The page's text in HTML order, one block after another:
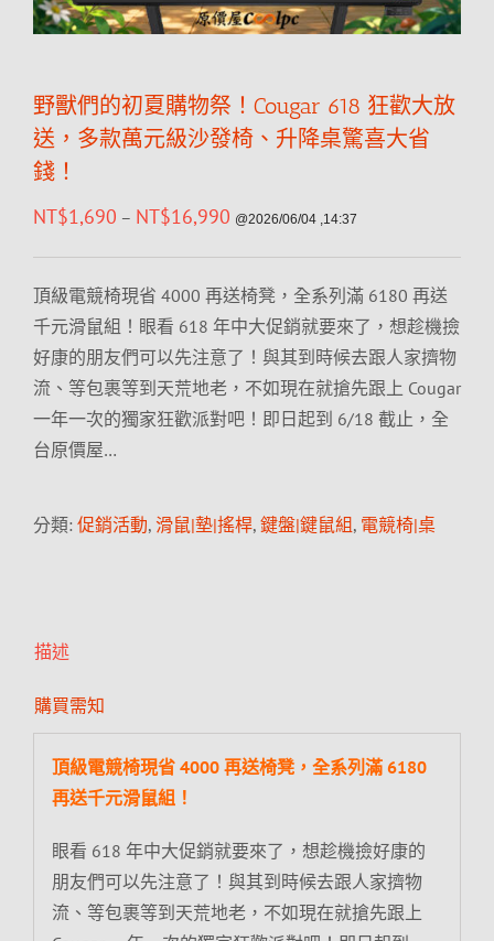
野獸們的初夏購物祭！Cougar 618 狂歡大放
送，多款萬元級沙發椅、升降桌驚喜大省
錢！
NT$1,690 – NT$16,990 @2026/06/04 ,14:37
頂級電競椅現省 4000 再送椅凳，全系列滿 6180 再送
千元滑鼠組！眼看 618 年中大促銷就要來了，想趁機撿
好康的朋友們可以先注意了！與其到時候去跟人家擠物
流、等包裹等到天荒地老，不如現在就搶先跟上 Cougar
一年一次的獨家狂歡派對吧！即日起到 6/18 截止，全
台原價屋…
分類: 促銷活動, 滑鼠|墊|搖桿, 鍵盤|鍵鼠組, 電競椅|桌
描述
購買需知
頂級電競椅現省 4000 再送椅凳，全系列滿 6180
再送千元滑鼠組！
眼看 618 年中大促銷就要來了，想趁機撿好康的
朋友們可以先注意了！與其到時候去跟人家擠物
流、等包裹等到天荒地老，不如現在就搶先跟上